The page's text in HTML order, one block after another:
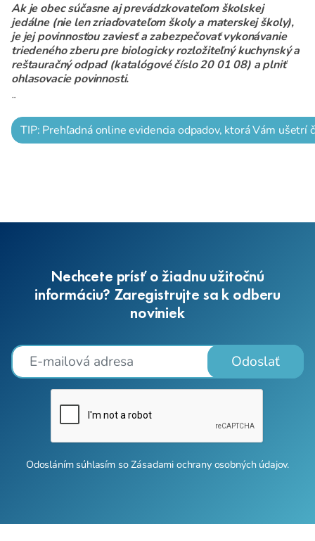
Ak je obec súčasne aj prevádzkovateľom školskej
jedálne (nie len zriaďovateľom školy a materskej školy),
je jej povinnosťou zaviesť a zabezpečovať vykonávanie
triedeného zberu pre biologicky rozložiteľný kuchynský a
reštauračný odpad (katalógové číslo 20 01 08) a plniť
ohlasovacie povinnosti.
¨
TIP: Prehľadná online evidencia odpadov, ktorá Vám ušetrí
Nechcete prísť o žiadnu užitočnú
informáciu? Zaregistrujte sa k odberu
noviniek
Odoslať
Odosláním súhlasím soZásadami ochrany osobných údajov.